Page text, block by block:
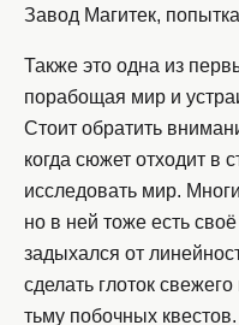
Завод Магитек,
Также это одна из
порабощая мир и
Стоит обратить
когда сюжет отходит в
исследовать мир.
но в ней тоже есть
задыхался от
сделать глоток
тьму побочных квестов.